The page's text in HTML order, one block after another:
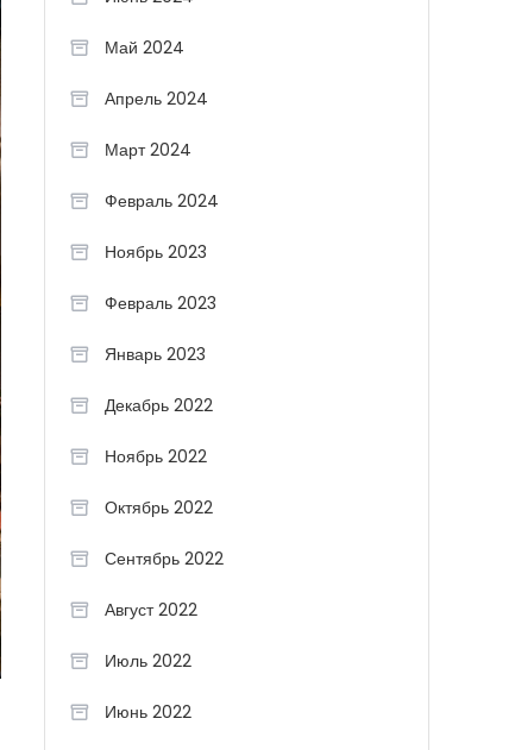
Май 2024
Апрель 2024
Март 2024
Февраль 2024
Ноябрь 2023
Февраль 2023
Январь 2023
Декабрь 2022
Ноябрь 2022
Октябрь 2022
Сентябрь 2022
Август 2022
Июль 2022
Июнь 2022